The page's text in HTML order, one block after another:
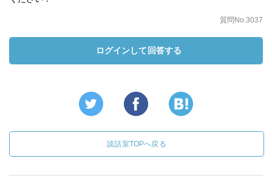
質問No.3037
ログインして回答する
談話室TOPへ戻る